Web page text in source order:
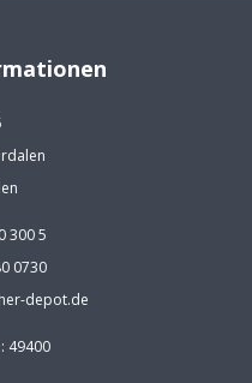
300 5
0730
depot.de
49400